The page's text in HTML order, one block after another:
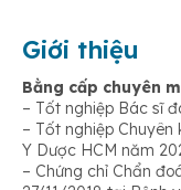
Giới thiệu
Bằng cấp chuyên
– Tốt nghiệp Bác sĩ
– Tốt nghiệp
Y Dược HCM năm
– Chứng chỉ Chẩn